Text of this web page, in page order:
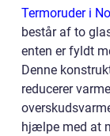
Termoruder i
består af to
enten er fyldt
Denne
reducerer
hjælpe med at